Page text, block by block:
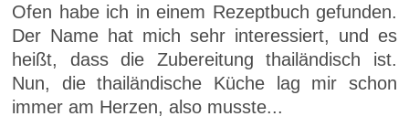
Ofen habe ich in einem Rezeptbuch gefunden.
Der Name hat mich sehr interessiert, und es
heißt, dass die Zubereitung thailändisch ist.
Nun, die thailändische Küche lag mir schon
immer am Herzen, also musste...